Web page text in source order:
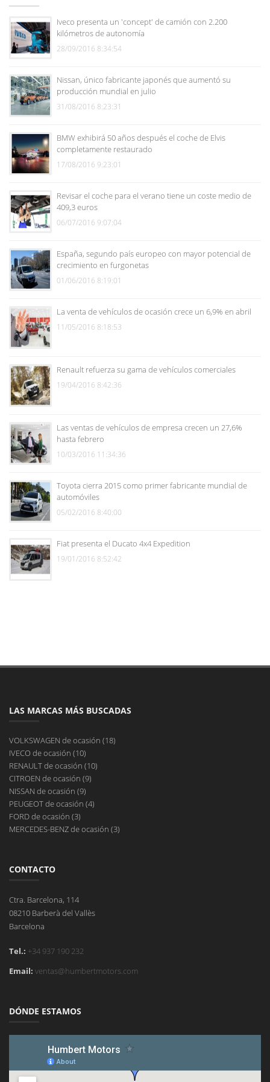
Iveco presenta un 'concept' de camión con 2.200
kilómetros de autonomía
28/09/2016 8:34:54
Nissan, único fabricante japonés que aumentó su
producción mundial en julio
31/08/2016 8:23:31
BMW exhibirá 50 años después el coche de Elvis
completamente restaurado
17/08/2016 9:23:01
Revisar el coche para el verano tiene un coste medio de
409,3 euros
06/07/2016 9:07:04
España, segundo país europeo con mayor potencial de
crecimiento en furgonetas
01/06/2016 8:19:01
La venta de vehículos de ocasión crece un 6,9% en abril
11/05/2016 8:18:53
Renault refuerza su gama de vehículos comerciales
19/04/2016 8:42:36
Las ventas de vehículos de empresa crecen un 27,6%
hasta febrero
10/03/2016 11:34:36
Toyota cierra 2015 como primer fabricante mundial de
automóviles
05/02/2016 8:40:00
Fiat presenta el Ducato 4x4 Expedition
19/01/2016 8:52:42
LAS MARCAS MÁS BUSCADAS
VOLKSWAGEN de ocasión (18)
IVECO de ocasión (10)
RENAULT de ocasión (10)
CITROEN de ocasión (9)
NISSAN de ocasión (9)
PEUGEOT de ocasión (4)
FORD de ocasión (3)
MERCEDES-BENZ de ocasión (3)
CONTACTO
Ctra. Barcelona, 114
08210 Barberà del Vallès
Barcelona
Tel.: +34 937 190 232
Email: ventas@humbertmotors.com
DÓNDE ESTAMOS